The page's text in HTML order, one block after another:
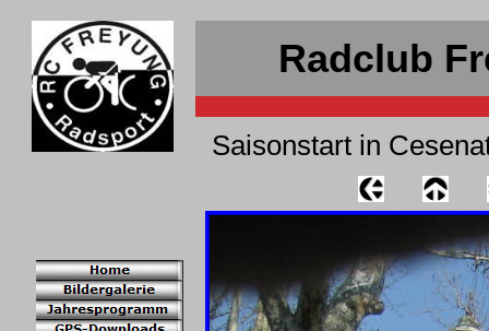
Radclub
Saisonstart in